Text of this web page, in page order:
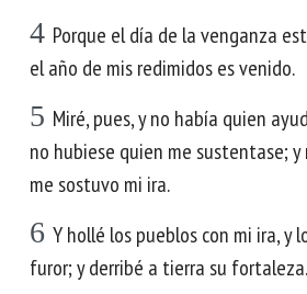
4 Porque el día de la venganza
el año de mis redimidos es venido.
5 Miré, pues, y no había quien
no hubiese quien me sustentase; y
me sostuvo mi ira.
6 Y hollé los pueblos con mi ira, y
furor; y derribé a tierra su fortaleza.